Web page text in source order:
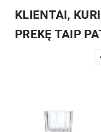
KLIENTAI,
PREKĘ TAIP